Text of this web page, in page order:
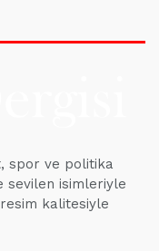
spor ve politika
sevilen isimleriyle
kalitesiyle